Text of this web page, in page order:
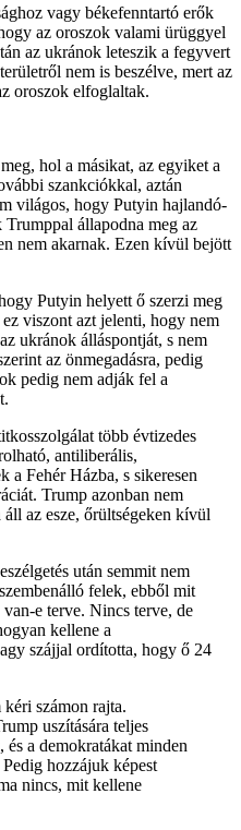
vagy békefenntartó erők
az oroszok valami ürüggyel
az ukránok leteszik a fegyvert
nem is beszélve, mert az
oroszok elfoglaltak.
hol a másikat, az egyiket a
szankciókkal, aztán
világos, hogy Putyin hajlandó-
állapodna meg az
nem akarnak. Ezen kívül bejött
Putyin helyett ő szerzi meg
viszont azt jelenti, hogy nem
ukránok álláspontját, s nem
az önmegadásra, pedig
pedig nem adják fel a
több évtizedes
antiliberális,
a Fehér Házba, s sikeresen
Trump azonban nem
az esze, őrültségeken kívül
után semmit nem
felek, ebből mit
e terve. Nincs terve, de
kellene a
szájjal ordította, hogy ő 24
számon rajta.
uszítására teljes
a demokratákat minden
hozzájuk képest
nincs, mit kellene